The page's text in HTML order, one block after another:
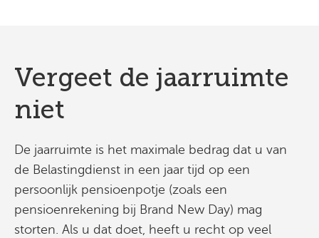
Vergeet de jaarruimte
niet
De jaarruimte is het maximale bedrag dat u van
de Belastingdienst in een jaar tijd op een
persoonlijk pensioenpotje (zoals een
pensioenrekening bij Brand New Day) mag
storten. Als u dat doet, heeft u recht op veel